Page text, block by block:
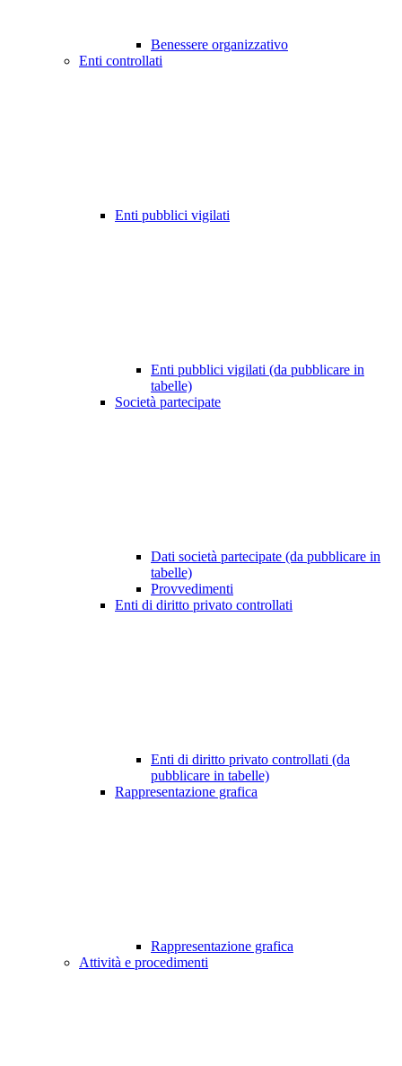
Benessere organizzativo
Enti controllati
Enti pubblici vigilati
Enti pubblici vigilati (da pubblicare in
tabelle)
Società partecipate
Dati società partecipate (da pubblicare in
tabelle)
Provvedimenti
Enti di diritto privato controllati
Enti di diritto privato controllati (da
pubblicare in tabelle)
Rappresentazione grafica
Rappresentazione grafica
Attività e procedimenti